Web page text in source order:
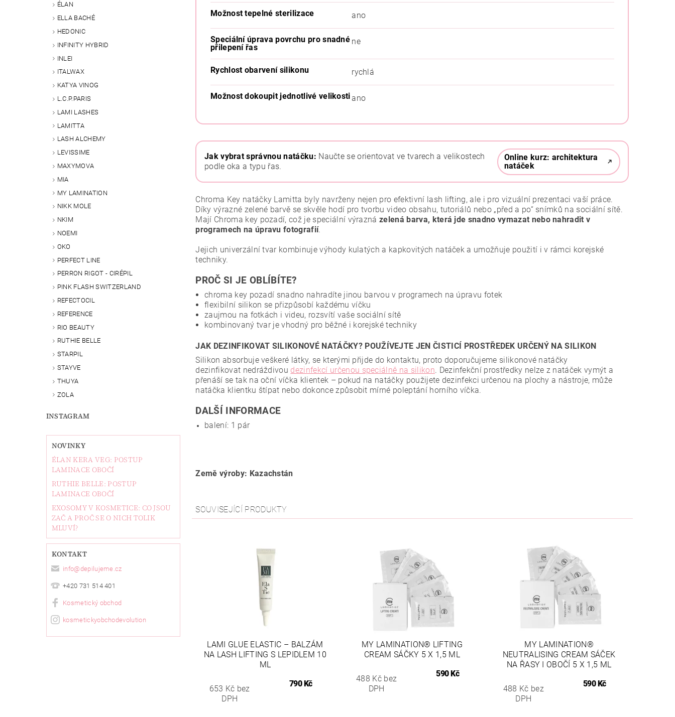
ÉLAN
ELLA BACHÉ
HEDONIC
INFINITY HYBRID
INLEI
ITALWAX
KATYA VINOG
L.C.P.PARIS
LAMI LASHES
LAMITTA
LASH ALCHEMY
LEVISSIME
MAXYMOVA
MIA
MY LAMINATION
NIKK MOLE
NKIM
NOEMI
OKO
PERFECT LINE
PERRON RIGOT - CIRÉPIL
PINK FLASH SWITZERLAND
REFECTOCIL
REFERENCE
RIO BEAUTY
RUTHIE BELLE
STARPIL
STAYVE
THUYA
ZOLA
INSTAGRAM
NOVINKY
ÉLAN KERA VEG: POSTUP
LAMINACE OBOČÍ
RUTHIE BELLE: POSTUP
LAMINACE OBOČÍ
EXOSOMY V KOSMETICE: CO JSOU
ZAČ A PROČ SE O NICH TOLIK
MLUVÍ?
KONTAKT
info@depilujeme.cz
+420 731 514 401
Kosmetický obchod
kosmetickyobchodevolution
Možnost tepelné sterilizace ano
Speciální úprava povrchu pro snadné
přilepení řas
ne
Rychlost obarvení silikonu rychlá
Možnost dokoupit jednotlivé velikostiano
Jak vybrat správnou natáčku: Naučte se orientovat ve tvarech a velikostech
podle oka a typu řas.
Online kurz: architektura
natáček
Chroma Key natáčky Lamitta byly navrženy nejen pro efektivní lash lifting, ale i pro vizuální prezentaci vaší práce.
Díky výrazné zelené barvě se skvěle hodí pro tvorbu video obsahu, tutoriálů nebo „před a po“ snímků na sociální sítě.
Mají Chroma key pozadí, což je speciální výraznázelená barva, která jde snadno vymazat nebo nahradit v
programech na úpravu fotografií.
Jejich univerzální tvar kombinuje výhody kulatých a kapkovitých natáček a umožňuje použití i v rámci korejské
techniky.
PROČ SI JE OBLÍBÍTE?
chroma key pozadí snadno nahradíte jinou barvou v programech na úpravu fotek
flexibilní silikon se přizpůsobí každému víčku
zaujmou na fotkách i videu, rozsvítí vaše sociální sítě
kombinovaný tvar je vhodný pro běžné i korejské techniky
JAK DEZINFIKOVAT SILIKONOVÉ NATÁČKY? POUŽÍVEJTE JEN ČISTICÍ PROSTŘEDEK URČENÝ NA SILIKON
Silikon absorbuje veškeré látky, se kterými přijde do kontaktu, proto doporučujeme silikonové natáčky
dezinfikovat nedráždivou dezinfekcí určenou speciálně na silikon. Dezinfekční prostředky nelze z natáček vymýt a
přenáší se tak na oční víčka klientek – pokud na natáčky použijete dezinfekci určenou na plochy a nástroje, může
natáčka klientku štípat nebo dokonce způsobit mírné poleptání horního víčka.
DALŠÍ INFORMACE
balení: 1 pár
Země výroby: Kazachstán
SOUVISEJÍCÍ PRODUKTY
LAMI GLUE ELASTIC – BALZÁM
NA LASH LIFTING S LEPIDLEM 10
ML
653 Kč bez
DPH
790 Kč
MY LAMINATION® LIFTING
CREAM SÁČKY 5 X 1,5 ML
488 Kč bez
DPH
590 Kč
MY LAMINATION®
NEUTRALISING CREAM SÁČEK
NA ŘASY I OBOČÍ 5 X 1,5 ML
488 Kč bez
DPH
590 Kč